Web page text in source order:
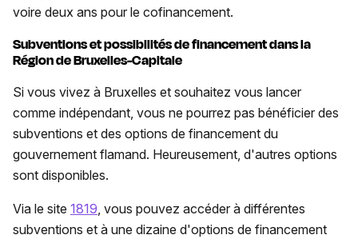
voire deux ans pour le cofinancement.
Subventions et possibilités de financement dans la
Région de Bruxelles-Capitale
Si vous vivez à Bruxelles et souhaitez vous lancer
comme indépendant, vous ne pourrez pas bénéficier des
subventions et des options de financement du
gouvernement flamand. Heureusement, d'autres options
sont disponibles.
Via le site 1819, vous pouvez accéder à différentes
subventions et à une dizaine d'options de financement